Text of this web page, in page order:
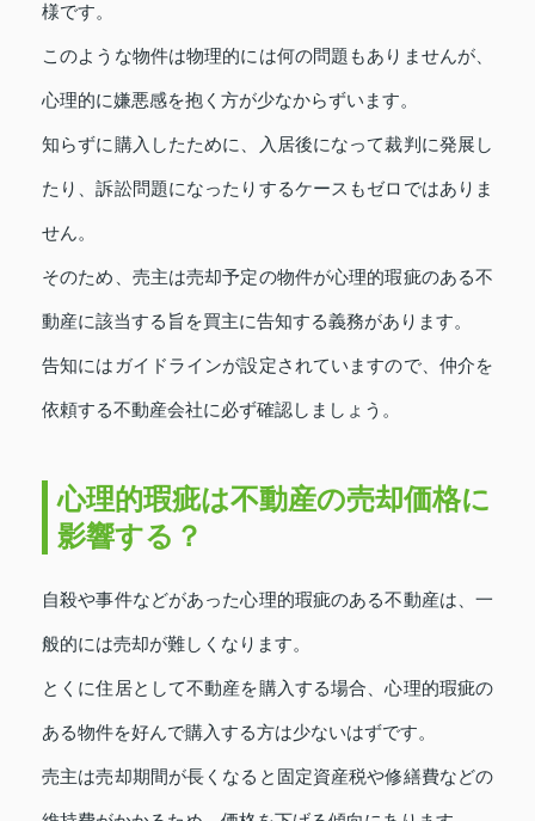
様です。
このような物件は物理的には何の問題もありませんが、
心理的に嫌悪感を抱く方が少なからずいます。
知らずに購入したために、入居後になって裁判に発展し
たり、訴訟問題になったりするケースもゼロではありま
せん。
そのため、売主は売却予定の物件が心理的瑕疵のある不
動産に該当する旨を買主に告知する義務があります。
告知にはガイドラインが設定されていますので、仲介を
依頼する不動産会社に必ず確認しましょう。
心理的瑕疵は不動産の売却価格に
影響する？
自殺や事件などがあった心理的瑕疵のある不動産は、一
般的には売却が難しくなります。
とくに住居として不動産を購入する場合、心理的瑕疵の
ある物件を好んで購入する方は少ないはずです。
売主は売却期間が長くなると固定資産税や修繕費などの